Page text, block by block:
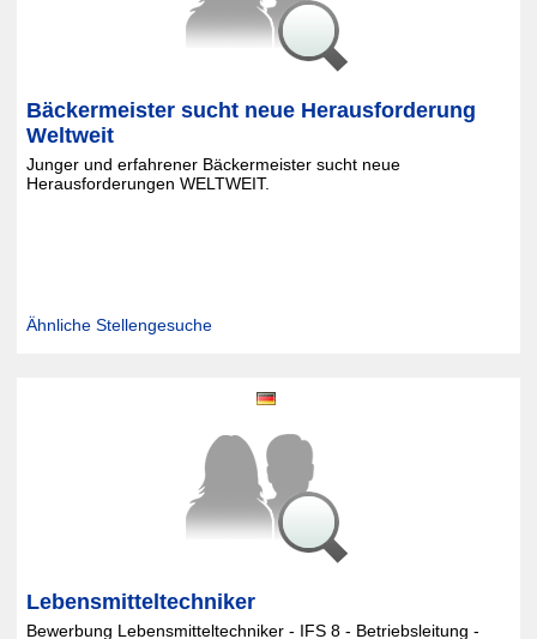
Bäckermeister sucht neue Herausforderung
Weltweit
Junger und erfahrener Bäckermeister sucht neue
Herausforderungen WELTWEIT.
Ähnliche Stellengesuche
Lebensmitteltechniker
Bewerbung Lebensmitteltechniker - IFS 8 - Betriebsleitung -